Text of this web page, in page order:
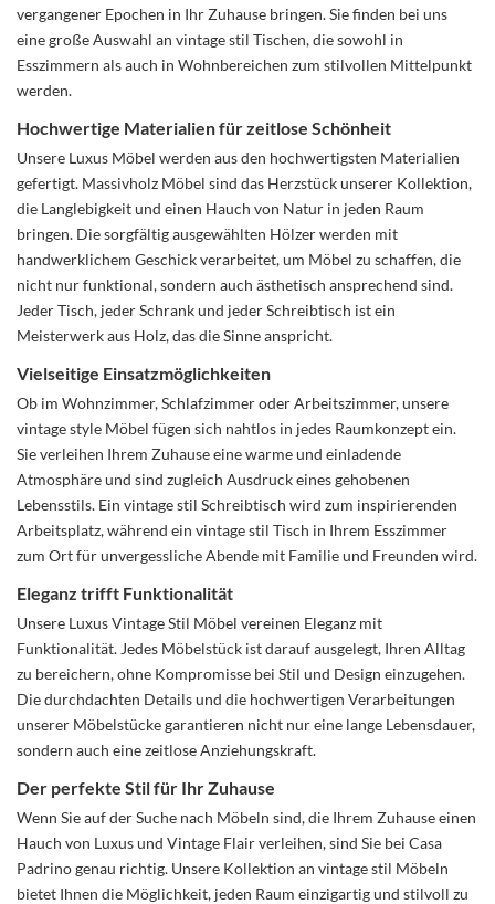
vergangener Epochen in Ihr Zuhause bringen. Sie finden bei uns
eine große Auswahl an vintage stil Tischen, die sowohl in
Esszimmern als auch in Wohnbereichen zum stilvollen Mittelpunkt
werden.
Hochwertige Materialien für zeitlose Schönheit
Unsere Luxus Möbel werden aus den hochwertigsten Materialien
gefertigt. Massivholz Möbel sind das Herzstück unserer Kollektion,
die Langlebigkeit und einen Hauch von Natur in jeden Raum
bringen. Die sorgfältig ausgewählten Hölzer werden mit
handwerklichem Geschick verarbeitet, um Möbel zu schaffen, die
nicht nur funktional, sondern auch ästhetisch ansprechend sind.
Jeder Tisch, jeder Schrank und jeder Schreibtisch ist ein
Meisterwerk aus Holz, das die Sinne anspricht.
Vielseitige Einsatzmöglichkeiten
Ob im Wohnzimmer, Schlafzimmer oder Arbeitszimmer, unsere
vintage style Möbel fügen sich nahtlos in jedes Raumkonzept ein.
Sie verleihen Ihrem Zuhause eine warme und einladende
Atmosphäre und sind zugleich Ausdruck eines gehobenen
Lebensstils. Ein vintage stil Schreibtisch wird zum inspirierenden
Arbeitsplatz, während ein vintage stil Tisch in Ihrem Esszimmer
zum Ort für unvergessliche Abende mit Familie und Freunden wird.
Eleganz trifft Funktionalität
Unsere Luxus Vintage Stil Möbel vereinen Eleganz mit
Funktionalität. Jedes Möbelstück ist darauf ausgelegt, Ihren Alltag
zu bereichern, ohne Kompromisse bei Stil und Design einzugehen.
Die durchdachten Details und die hochwertigen Verarbeitungen
unserer Möbelstücke garantieren nicht nur eine lange Lebensdauer,
sondern auch eine zeitlose Anziehungskraft.
Der perfekte Stil für Ihr Zuhause
Wenn Sie auf der Suche nach Möbeln sind, die Ihrem Zuhause einen
Hauch von Luxus und Vintage Flair verleihen, sind Sie bei Casa
Padrino genau richtig. Unsere Kollektion an vintage stil Möbeln
bietet Ihnen die Möglichkeit, jeden Raum einzigartig und stilvoll zu